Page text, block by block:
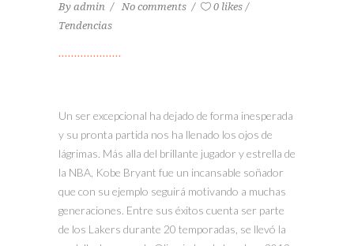
By admin No comments
0 likes
Tendencias
Un ser excepcional ha dejado de forma inesperada
y su pronta partida nos ha llenado los ojos de
lágrimas. Más alla del brillante jugador y estrella de
la NBA, Kobe Bryant fue un incansable soñador
que con su ejemplo seguirá motivando a muchas
generaciones. Entre sus éxitos cuenta ser parte
de los Lakers durante 20 temporadas, se llevó la